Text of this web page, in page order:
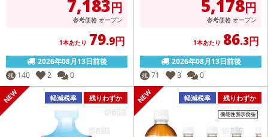
7,183円
参考価格 オープン
1本あたり 79.9円
2026年08月13日前後
残 140 2 0
5,178円
参考価格 オープン
1本あたり 86.3円
2026年08月13日前後
残 71 3 0
軽減税率 残りわずか 軽減税率 残りわずか